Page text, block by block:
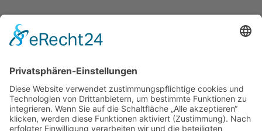
© Copyright 2026 | Werbegemeinschaft Bestwig e. V.
Startseite
Aktionen
Anzeigen
Anzeigen Stellenangebote
Ausbildungsbetriebe